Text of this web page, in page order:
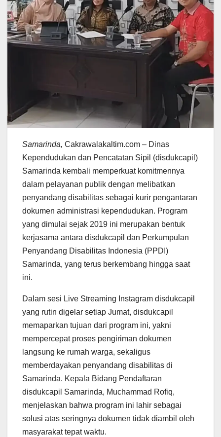
Samarinda, Cakrawalakaltim.com – Dinas
Kependudukan dan Pencatatan Sipil (disdukcapil)
Samarinda kembali memperkuat komitmennya
dalam pelayanan publik dengan melibatkan
penyandang disabilitas sebagai kurir pengantaran
dokumen administrasi kependudukan. Program
yang dimulai sejak 2019 ini merupakan bentuk
kerjasama antara disdukcapil dan Perkumpulan
Penyandang Disabilitas Indonesia (PPDI)
Samarinda, yang terus berkembang hingga saat
ini.
Dalam sesi Live Streaming Instagram disdukcapil
yang rutin digelar setiap Jumat, disdukcapil
memaparkan tujuan dari program ini, yakni
mempercepat proses pengiriman dokumen
langsung ke rumah warga, sekaligus
memberdayakan penyandang disabilitas di
Samarinda. Kepala Bidang Pendaftaran
disdukcapil Samarinda, Muchammad Rofiq,
menjelaskan bahwa program ini lahir sebagai
solusi atas seringnya dokumen tidak diambil oleh
masyarakat tepat waktu.